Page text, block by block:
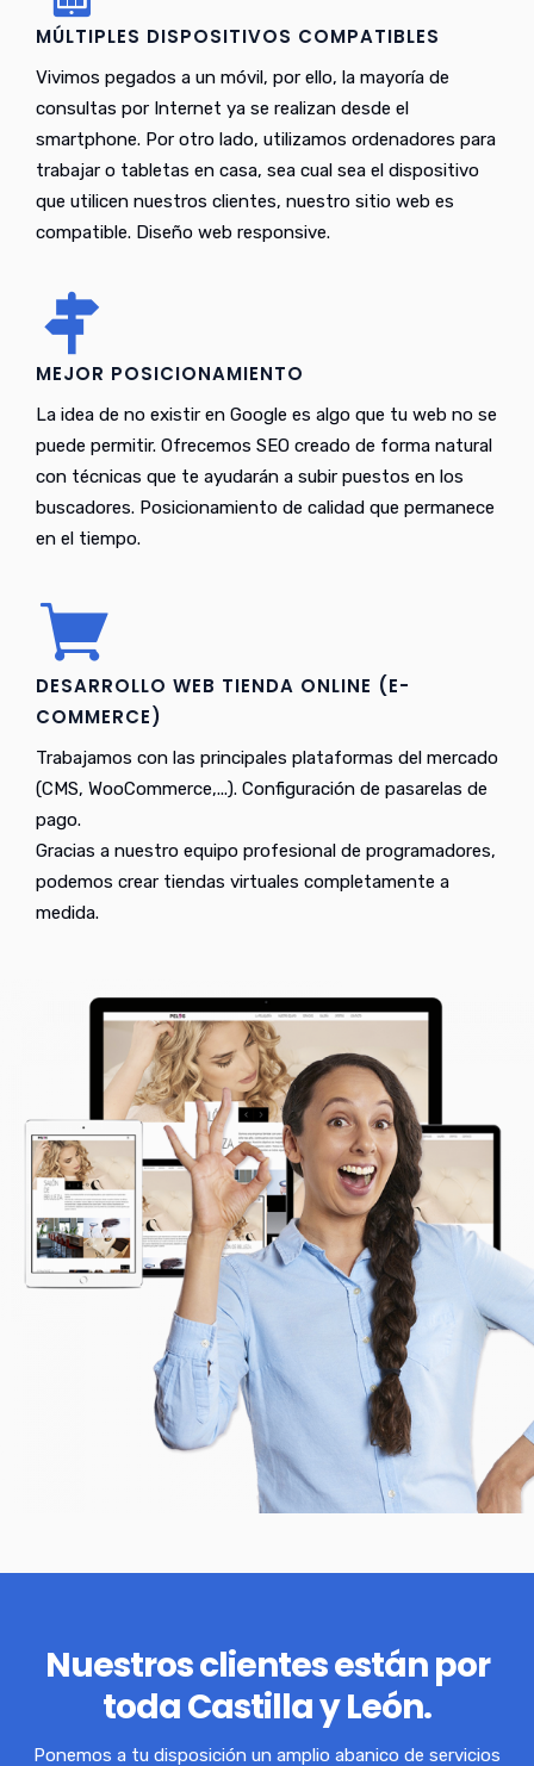
MÚLTIPLES DISPOSITIVOS COMPATIBLES
Vivimos pegados a un móvil, por ello, la mayoría de
consultas por Internet ya se realizan desde el
smartphone. Por otro lado, utilizamos ordenadores para
trabajar o tabletas en casa, sea cual sea el dispositivo
que utilicen nuestros clientes, nuestro sitio web es
compatible. Diseño web responsive.
MEJOR POSICIONAMIENTO
La idea de no existir en Google es algo que tu web no se
puede permitir. Ofrecemos SEO creado de forma natural
con técnicas que te ayudarán a subir puestos en los
buscadores. Posicionamiento de calidad que permanece
en el tiempo.
DESARROLLO WEB TIENDA ONLINE (E-
COMMERCE)
Trabajamos con las principales plataformas del mercado
(CMS, WooCommerce,...). Configuración de pasarelas de
pago.
Gracias a nuestro equipo profesional de programadores,
podemos crear tiendas virtuales completamente a
medida.
Nuestros clientes están por
toda Castilla y León.
Ponemos a tu disposición un amplio abanico de servicios